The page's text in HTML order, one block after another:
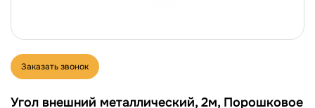
Заказать звонок
Угол внешний металлический, 2м, Порошковое